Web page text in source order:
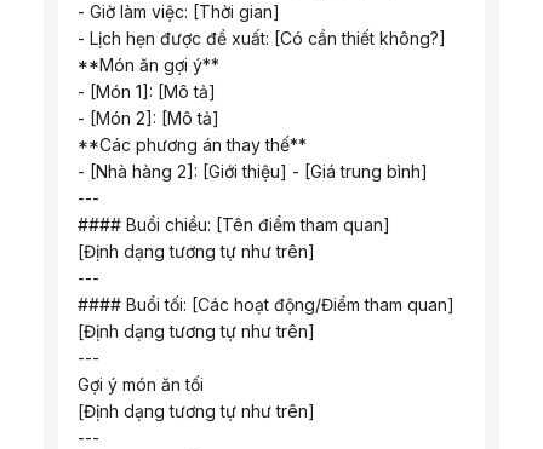
- Giờ làm việc: [Thời gian]
- Lịch hẹn được đề xuất: [Có cần thiết không?]
**Món ăn gợi ý**
- [Món 1]: [Mô tả]
- [Món 2]: [Mô tả]
**Các phương án thay thế**
- [Nhà hàng 2]: [Giới thiệu] - [Giá trung bình]
---
#### Buổi chiều: [Tên điểm tham quan]
[Định dạng tương tự như trên]
---
#### Buổi tối: [Các hoạt động/Điểm tham quan]
[Định dạng tương tự như trên]
---
Gợi ý món ăn tối
[Định dạng tương tự như trên]
---